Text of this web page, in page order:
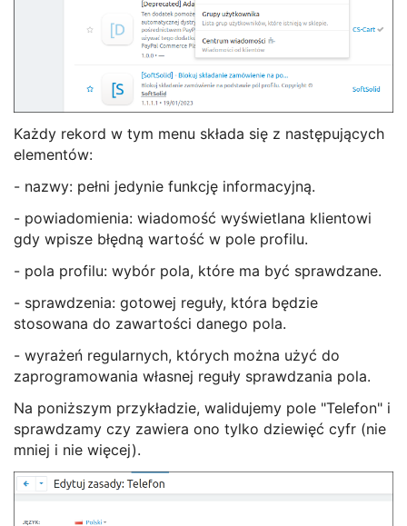
Każdy rekord w tym menu składa się z następujących
elementów:
- nazwy: pełni jedynie funkcję informacyjną.
- powiadomienia: wiadomość wyświetlana klientowi
gdy wpisze błędną wartość w pole profilu.
- pola profilu: wybór pola, które ma być sprawdzane.
- sprawdzenia: gotowej reguły, która będzie
stosowana do zawartości danego pola.
- wyrażeń regularnych, których można użyć do
zaprogramowania własnej reguły sprawdzania pola.
Na poniższym przykładzie, walidujemy pole "Telefon" i
sprawdzamy czy zawiera ono tylko dziewięć cyfr (nie
mniej i nie więcej).